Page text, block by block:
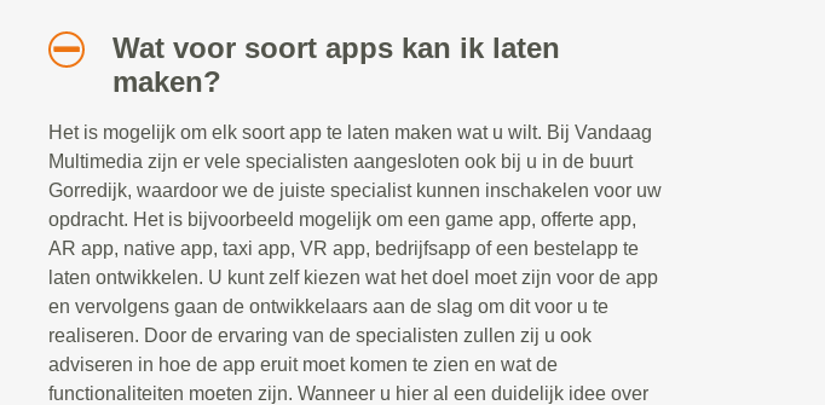
Wat voor soort apps kan ik laten
maken?
Het is mogelijk om elk soort app te laten maken wat u wilt. Bij Vandaag
Multimedia zijn er vele specialisten aangesloten ook bij u in de buurt
Gorredijk, waardoor we de juiste specialist kunnen inschakelen voor uw
opdracht. Het is bijvoorbeeld mogelijk om een game app, offerte app,
AR app, native app, taxi app, VR app, bedrijfsapp of een bestelapp te
laten ontwikkelen. U kunt zelf kiezen wat het doel moet zijn voor de app
en vervolgens gaan de ontwikkelaars aan de slag om dit voor u te
realiseren. Door de ervaring van de specialisten zullen zij u ook
adviseren in hoe de app eruit moet komen te zien en wat de
functionaliteiten moeten zijn. Wanneer u hier al een duidelijk idee over